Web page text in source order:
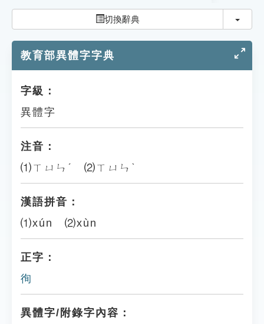
教學應用
貓頭鷹博士
切換辭典 切換
教育部異體字字典
字級：
異體字
注音：
⑴ㄒㄩㄣˊ ⑵ㄒㄩㄣˋ
漢語拼音：
⑴xún ⑵xùn
正字：
徇
異體字/附錄字內容：